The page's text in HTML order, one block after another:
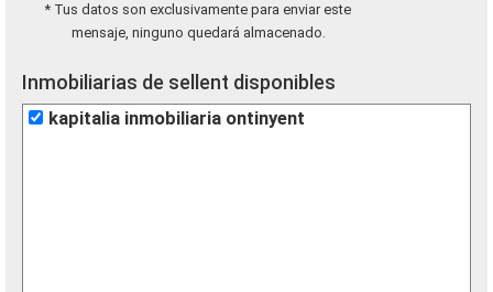
* Tus datos son exclusivamente para enviar este
mensaje, ninguno quedará almacenado.
Inmobiliarias de sellent disponibles
kapitalia inmobiliaria ontinyent